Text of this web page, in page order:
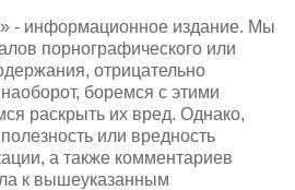
- информационное издание. Мы
порнографического или
отрицательно
боремся с этими
раскрыть их вред. Однако,
или вредность
а также комментариев
к вышеуказанным